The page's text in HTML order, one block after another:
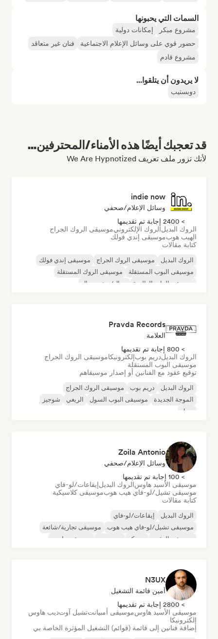
السمات التي يحبونها
مشروع مبكر
إمكانات دولية
حضور قوي على وسائل الإعلام الاجتماعية
فنان غير متعاقد
مشروع قادم
لا يريدون أن يتلقوا...
دوبستيب
قد تعجبك أيضًا هذه الأمناء/المحترفين...
لأنك تزور ملف تعريف We Are Hypnotized
indie now
وسائل الإعلام/صحفي
> 2400 إجابة تم تقديمها
الروك البديلالروك الإلكترونيموسيقى الروك الجراج
الهيب هوبموسيقى إندي فولك
كتابة مقالات
الروك البديل موسيقى الروك الجراج
موسيقى إندي فولك
موسيقى البوب المستقلة
موسيقى الروك المستقلة
موسيقى الراب العالمية
ميتال/هيفي ميتال
Pravda Records
العلامة
> 800 إجابة تم تقديمها
الروك البديلدريم بوبإلكترونيكاموسيقى الروك الجراج
موسيقى البوب المستقلة
توقيع عقود مع الفنانين أو إصدار موسيقاهم
الروك البديل دريم بوب
موسيقى الروك الجراج
الموجة الجديدة
موسيقى البوب السول الريغي
شوجيز
سول
Zoila Antonio
وسائل الإعلام/صحفي
> 100 إجابة تم تقديمها
موسيقى الأسيد هاوسالروك البديلإيقاعات/لو-فاي
موسيقى تشيل/لو-فاي هيب هوبموسيقى كلاسيكية
كتابة مقالات
الروك البديل
إيقاعات/لو-فاي
موسيقى تشيل/لو-فاي هيب هوب
موسيقى تجارية/شائعة
موسيقى الرقص
ديسكو موسيقى هاوس
N3UX
أمين قائمة التشغيل
> 2800 إجابة تم تقديمها
موسيقى الأسيد هاوسموسيقى أمبيانتتشيل آوتديب هاوس
إلكترونيكا
إضافة فنانين إلى قائمة (قوائم) التشغيل المؤثرة الخاصة بي